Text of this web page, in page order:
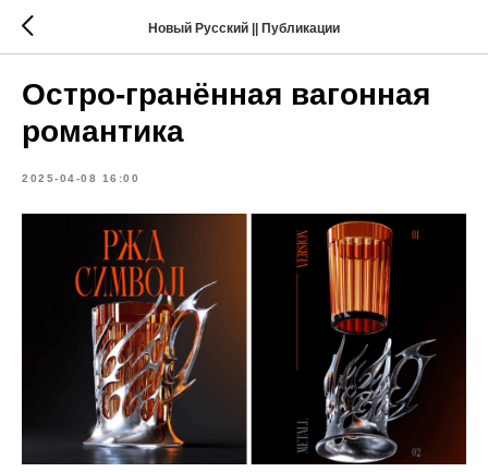
Новый Русский || Публикации
Остро-гранённая вагонная
романтика
2025-04-08 16:00